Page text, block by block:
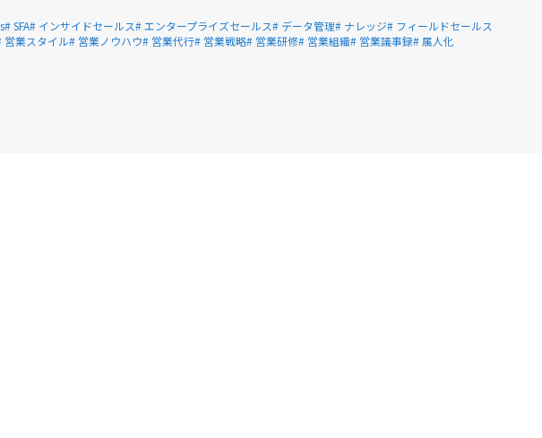
# SFA# インサイドセールス# エンタープライズセールス# データ管理# ナレッジ# フィールドセールス
営業スタイル# 営業ノウハウ# 営業代行# 営業戦略# 営業研修# 営業組織# 営業議事録# 属人化